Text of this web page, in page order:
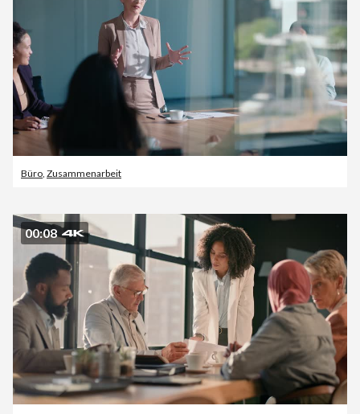
Büro Zusammenarbeit
00:08